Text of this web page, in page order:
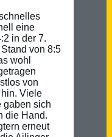
eine
in der 7.
von 8:5
wohl
von
Viele
gaben sich
die Hand.
erneut